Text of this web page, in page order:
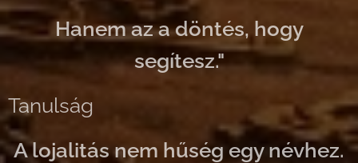
Hanem az a döntés, hogy
segítesz."
Tanulság
A lojalitás nem hűség egy névhez.